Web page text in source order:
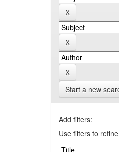
Start a new
Add filters:
Use filters to